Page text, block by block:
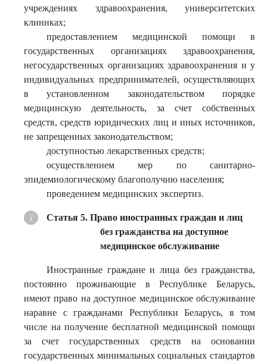
учреждениях здравоохранения, университетских
клиниках;
предоставлением медицинской помощи в
государственных организациях здравоохранения,
негосударственных организациях здравоохранения и у
индивидуальных предпринимателей, осуществляющих
в установленном законодательством порядке
медицинскую деятельность, за счет собственных
средств, средств юридических лиц и иных источников,
не запрещенных законодательством;
доступностью лекарственных средств;
осуществлением мер по санитарно-
эпидемиологическому благополучию населения;
проведением медицинских экспертиз.
Статья 5. Право иностранных граждан и лиц
без гражданства на доступное
медицинское обслуживание
Иностранные граждане и лица без гражданства,
постоянно проживающие в Республике Беларусь,
имеют право на доступное медицинское обслуживание
наравне с гражданами Республики Беларусь, в том
числе на получение бесплатной медицинской помощи
за счет государственных средств на основании
государственных минимальных социальных стандартов